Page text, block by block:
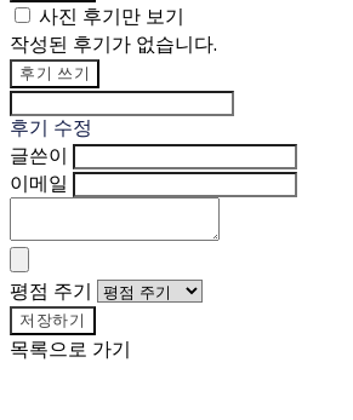
사진 후기만 보기
작성된 후기가 없습니다.
후기 쓰기
후기 수정
글쓴이
이메일
평점 주기
저장하기
목록으로 가기